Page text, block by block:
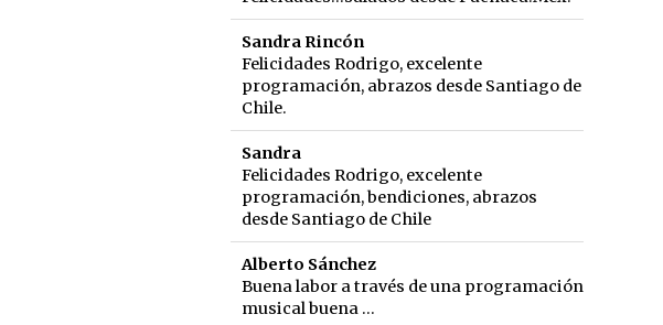
Sandra Rincón
Felicidades Rodrigo, excelente
programación, abrazos desde Santiago de
Chile.
Sandra
Felicidades Rodrigo, excelente
programación, bendiciones, abrazos
desde Santiago de Chile
Alberto Sánchez
Buena labor a través de una programación
musical buena ...